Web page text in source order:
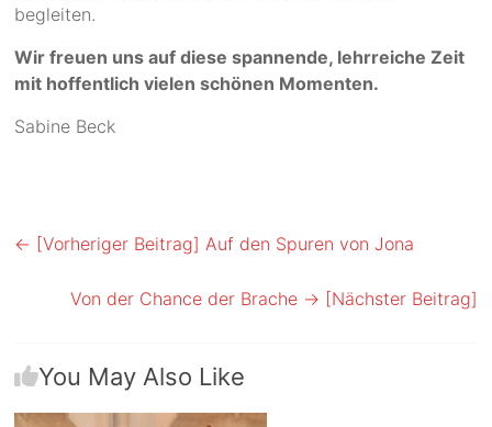
begleiten.
Wir freuen uns auf diese spannende, lehrreiche Zeit
mit hoffentlich vielen schönen Momenten.
Sabine Beck
← [Vorheriger Beitrag] Auf den Spuren von Jona
Von der Chance der Brache → [Nächster Beitrag]
You May Also Like